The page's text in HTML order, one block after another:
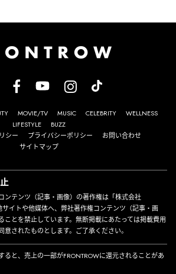
MOVIE/TV MUSIC CELEBRITY
WELLNESS
LIFESTYLE
BUZZ
シー プライバシーポリシー
お問い合わせ
サイトマップ
ンテンツ（記事・画像）の著作権は「株式会社
サイトや他媒体へ、弊社著作権コンテンツ（記事・画
ことを禁止しています。無断掲載にあたっては掲載費用
されたものとします。ご了承ください。
ると、売上の一部がFRONTROWに還元されることがあ